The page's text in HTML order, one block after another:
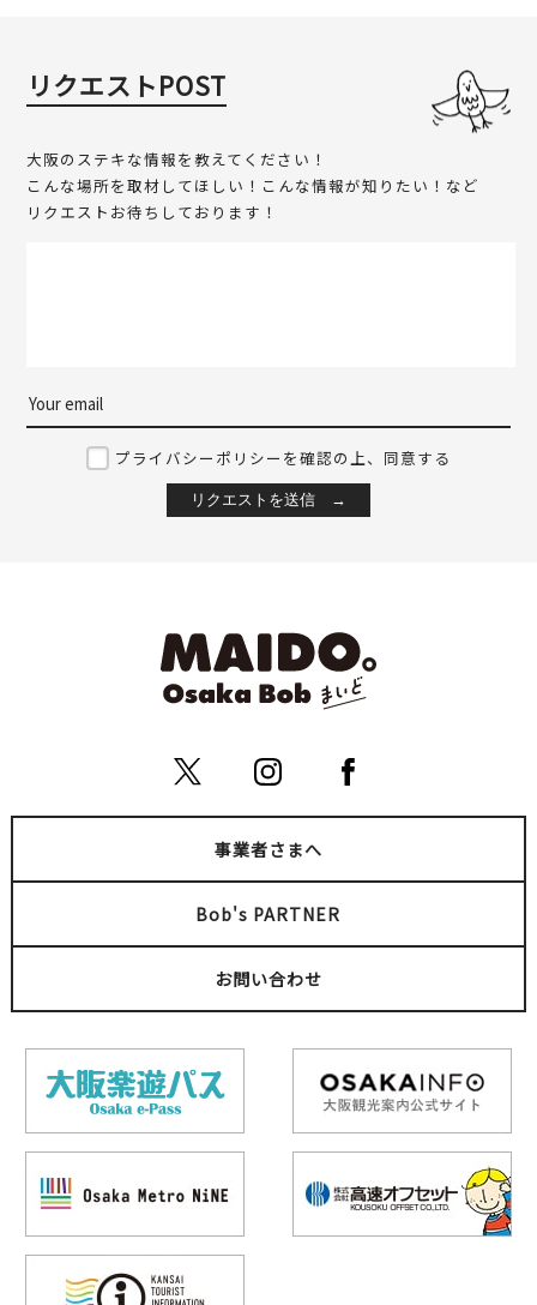
リクエストPOST
大阪のステキな情報を教えてください！
こんな場所を取材してほしい！こんな情報が知りたい！など
リクエストお待ちしております！
プライバシーポリシーを確認の上、同意する
事業者さまへ
Bob's PARTNER
お問い合わせ